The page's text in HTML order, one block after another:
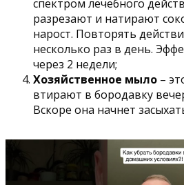
спектром лечебного
разрезают и натирают
нарост. Повторять
несколько раз в день.
через 2 недели;
Хозяйственное мыло –
втирают в бородавку
Вскоре она начнет